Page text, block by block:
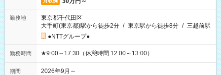
勤務地
東京都千代田区
大手町(東京都)駅から徒歩2分 / 東京駅から徒歩8分 / 三越前駅
●NTTグループ●
勤務時間 ★9:00～17:30（休憩時間 12:00～13:00）
期間 2026年9月～